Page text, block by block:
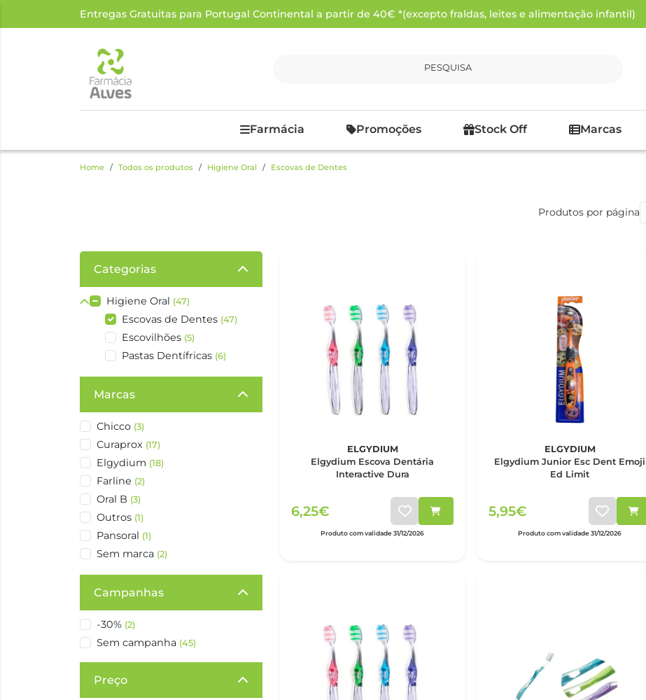
Entregas Gratuitas para Portugal Continental a partir de 40€ *(excepto fraldas, leites e alimentação infantil)
PESQUISA
Farmácia Promoções Stock Off Marcas
Home Todos os produtos Higiene Oral Escovas de Dentes
Produtos por página
Categorias
Higiene Oral (47)
Escovas de Dentes (47)
Escovilhões (5)
Pastas Dentífricas (6)
Marcas
Chicco (3)
Curaprox (17)
Elgydium (18)
Farline (2)
Oral B (3)
Outros (1)
Pansoral (1)
Sem marca (2)
Campanhas
-30% (2)
Sem campanha (45)
Preço
ELGYDIUM
Elgydium Escova Dentária
Interactive Dura
6,25€
Produto com validade 31/12/2026
ELGYDIUM
Elgydium Junior Esc Dent Emoji
Ed Limit
5,95€
Produto com validade 31/12/2026